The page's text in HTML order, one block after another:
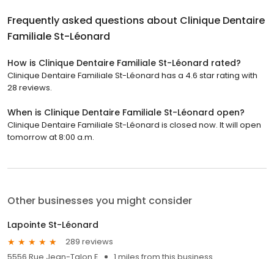
Frequently asked questions about Clinique Dentaire
Familiale St-Léonard
How is Clinique Dentaire Familiale St-Léonard rated?
Clinique Dentaire Familiale St-Léonard has a 4.6 star rating with
28 reviews.
When is Clinique Dentaire Familiale St-Léonard open?
Clinique Dentaire Familiale St-Léonard is closed now. It will open
tomorrow at 8:00 a.m.
Other businesses you might consider
Lapointe St-Léonard
289 reviews